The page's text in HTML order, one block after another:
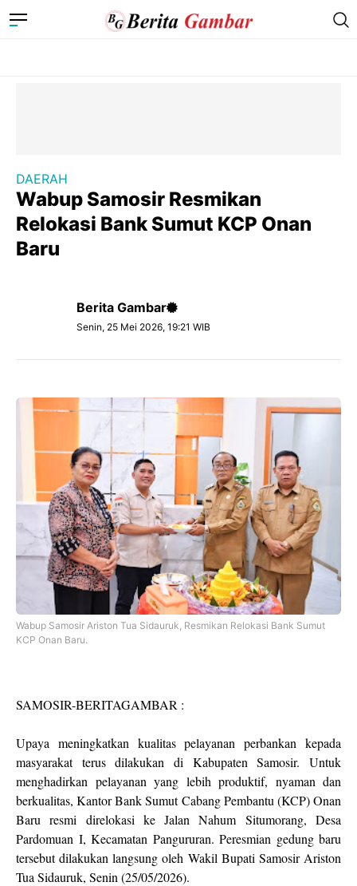
DAERAH
Wabup Samosir Resmikan
Relokasi Bank Sumut KCP Onan
Baru
Berita Gambar
Senin, 25 Mei 2026, 19:21 WIB
Wabup Samosir Ariston Tua Sidauruk, Resmikan Relokasi Bank Sumut
KCP Onan Baru.
SAMOSIR-BERITAGAMBAR :
Upaya meningkatkan kualitas pelayanan perbankan kepada
masyarakat terus dilakukan di Kabupaten Samosir. Untuk
menghadirkan pelayanan yang lebih produktif, nyaman dan
berkualitas, Kantor Bank Sumut Cabang Pembantu (KCP) Onan
Baru resmi direlokasi ke Jalan Nahum Situmorang, Desa
Pardomuan I, Kecamatan Pangururan. Peresmian gedung baru
tersebut dilakukan langsung oleh Wakil Bupati Samosir Ariston
Tua Sidauruk, Senin (25/05/2026).